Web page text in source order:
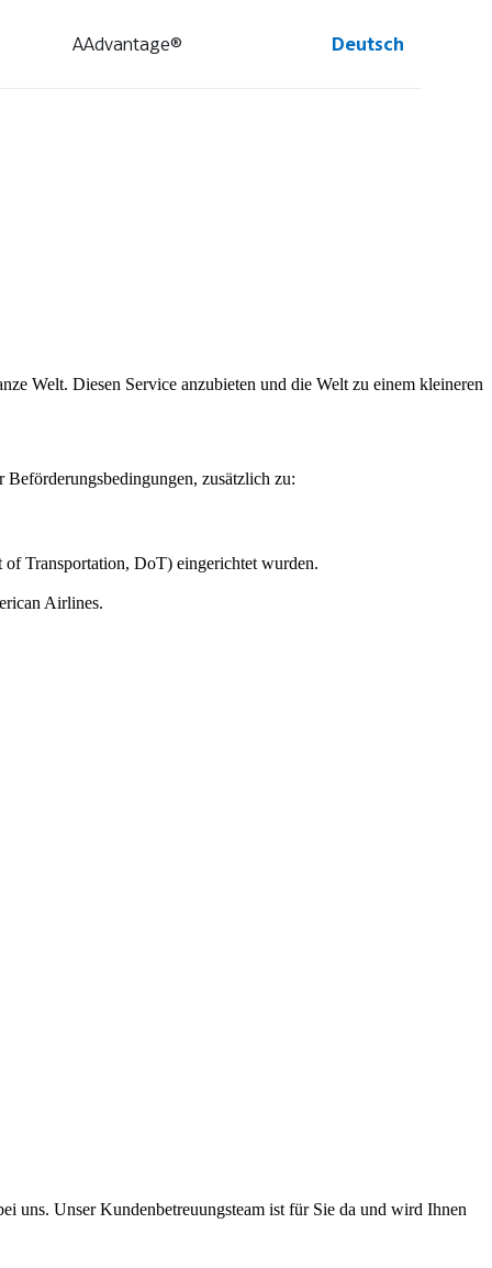
AAdvantage® Deutsch
Welt. Diesen Service anzubieten und die Welt zu einem kleineren
zusätzlich zu:
Transportation, DoT) eingerichtet wurden.
Airlines.
uns. Unser Kundenbetreuungsteam ist für Sie da und wird Ihnen